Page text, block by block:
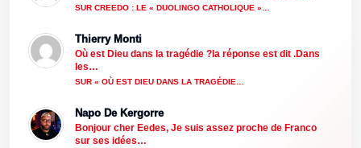
SUR CREEDO : LE « DUOLINGO CATHOLIQUE »…
Thierry Monti
Où est Dieu dans la tragédie ?la réponse est dit .Dans
les…
SUR « OÙ EST DIEU DANS LA TRAGÉDIE…
Napo De Kergorre
Bonjour cher Eedes, Je suis assez proche de Franco
sur ses idées…